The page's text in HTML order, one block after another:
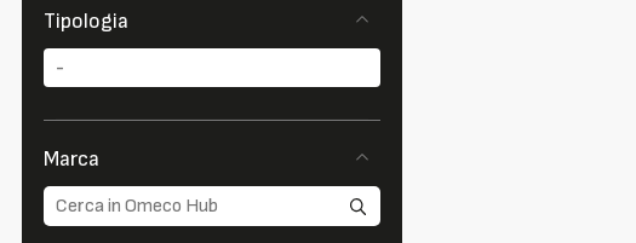
Tipologia
Marca